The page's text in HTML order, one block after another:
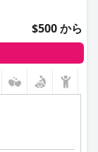
$500 から